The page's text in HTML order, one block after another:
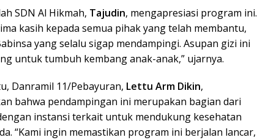
SDN Al Hikmah, Tajudin, mengapresiasi program ini.
kasih kepada semua pihak yang telah membantu,
yang selalu sigap mendampingi. Asupan gizi ini
untuk tumbuh kembang anak-anak,” ujarnya.
Danramil 11/Pebayuran, Lettu Arm Dikin,
bahwa pendampingan ini merupakan bagian dari
instansi terkait untuk mendukung kesehatan
“Kami ingin memastikan program ini berjalan lancar,